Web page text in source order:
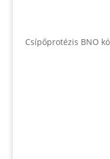
Csípőprotézis BNO